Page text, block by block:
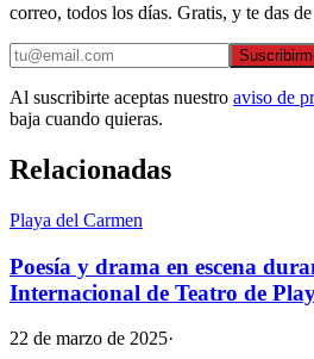
correo, todos los días. Gratis, y te das
Al suscribirte aceptas nuestro aviso de
baja cuando quieras.
Relacionadas
Playa del Carmen
Poesía y drama en escena
Internacional de Teatro de
22 de marzo de 2025·